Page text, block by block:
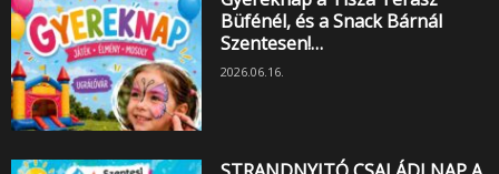
Büfénél, és a Snack Bárnál
Szentesen!…
2026.06.16.